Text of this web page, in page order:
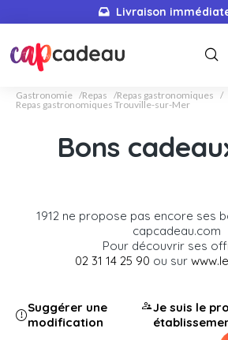
Livraison
Gastronomie Repas
Repas gastronomiques
Repas gastronomiques Trouville-sur-Mer
Bons
1912 ne propose pas encore ses
capcadeau.com
Pour découvrir ses
02 31 14 25 90 ou sur
Suggérer une
modification
Je suis le